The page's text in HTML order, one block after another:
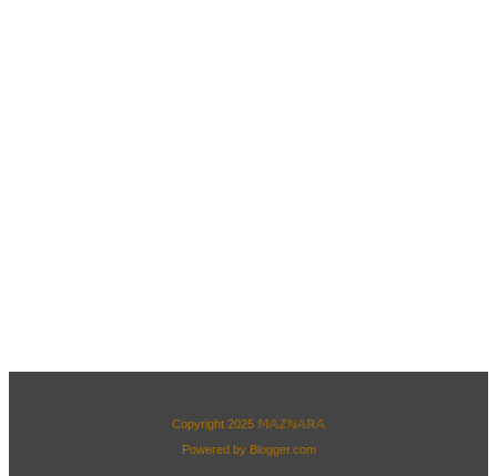
Copyright 2025 𝕄𝔸ℤℕ𝔸ℝ𝔸
Powered by Blogger.com